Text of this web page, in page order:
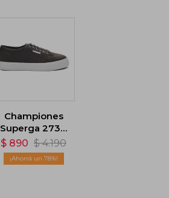
Championes
Superga 2730
- Negro
$ 890 $ 4.190
78